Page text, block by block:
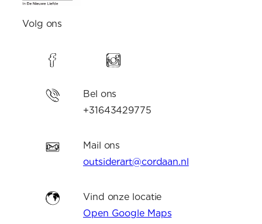
Volg ons
Bel ons
+31643429775
Mail ons
outsiderart@cordaan.nl
Vind onze locatie
Open Google Maps